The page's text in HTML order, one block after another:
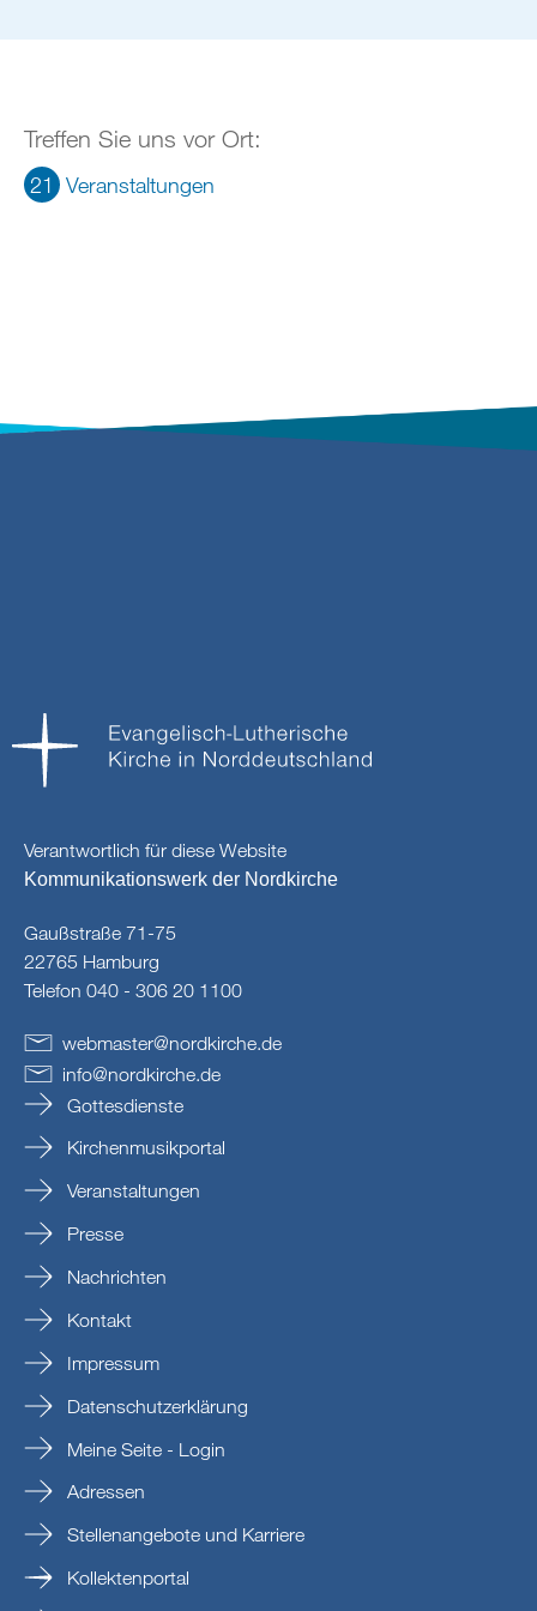
Treffen Sie uns vor Ort:
21 Veranstaltungen
Verantwortlich für diese Website
Kommunikationswerk der Nordkirche
Gaußstraße 71-75
22765 Hamburg
Telefon 040 - 306 20 1100
webmaster@nordkirche.de
info@nordkirche.de
Gottesdienste
Kirchenmusikportal
Veranstaltungen
Presse
Nachrichten
Kontakt
Impressum
Datenschutzerklärung
Meine Seite - Login
Adressen
Stellenangebote und Karriere
Kollektenportal